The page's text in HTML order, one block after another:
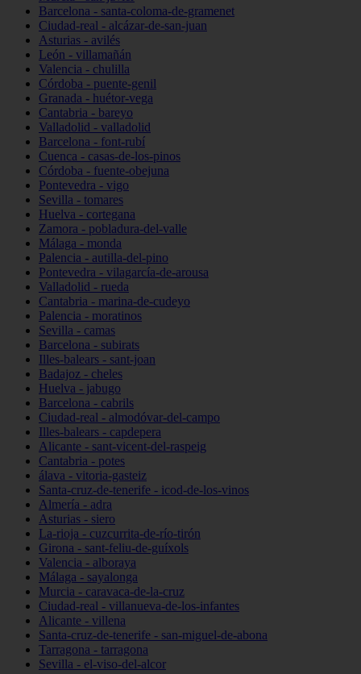
Barcelona - santa-coloma-de-gramenet
Ciudad-real - alcázar-de-san-juan
Asturias - avilés
León - villamañán
Valencia - chulilla
Córdoba - puente-genil
Granada - huétor-vega
Cantabria - bareyo
Valladolid - valladolid
Barcelona - font-rubí
Cuenca - casas-de-los-pinos
Córdoba - fuente-obejuna
Pontevedra - vigo
Sevilla - tomares
Huelva - cortegana
Zamora - pobladura-del-valle
Málaga - monda
Palencia - autilla-del-pino
Pontevedra - vilagarcía-de-arousa
Valladolid - rueda
Cantabria - marina-de-cudeyo
Palencia - moratinos
Sevilla - camas
Barcelona - subirats
Illes-balears - sant-joan
Badajoz - cheles
Huelva - jabugo
Barcelona - cabrils
Ciudad-real - almodóvar-del-campo
Illes-balears - capdepera
Alicante - sant-vicent-del-raspeig
Cantabria - potes
álava - vitoria-gasteiz
Santa-cruz-de-tenerife - icod-de-los-vinos
Almería - adra
Asturias - siero
La-rioja - cuzcurrita-de-río-tirón
Girona - sant-feliu-de-guíxols
Valencia - alboraya
Málaga - sayalonga
Murcia - caravaca-de-la-cruz
Ciudad-real - villanueva-de-los-infantes
Alicante - villena
Santa-cruz-de-tenerife - san-miguel-de-abona
Tarragona - tarragona
Sevilla - el-viso-del-alcor